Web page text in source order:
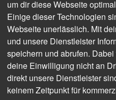
von Data Science in Ihrem
Das Ziel:
Sie erhalten
in Data
strategisch.
Das Ergebnis:
Sie
Methoden
Ihr Weg:
um dir diese Webseite
Einige dieser Technologien
Webseite unerlässlich. Mit
und unsere Dienstleister
speichern und abrufen.
deine Einwilligung nicht an
direkt unsere Dienstleister
keinem Zeitpunkt für